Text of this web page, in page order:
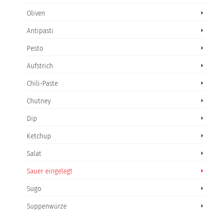
Oliven
Antipasti
Pesto
Aufstrich
Chili-Paste
Chutney
Dip
Ketchup
Salat
Sauer eingelegt
Sugo
Suppenwürze